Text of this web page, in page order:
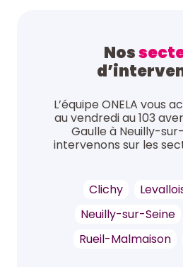
Nos
L’équipe ONELA vous
au vendredi au 103
Gaulle à Neuilly-
intervenons sur les
Clichy
Neuilly-sur-Seine
Rueil-Malmaison